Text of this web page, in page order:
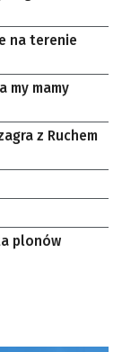
na terenie
my mamy
z Ruchem
plonów